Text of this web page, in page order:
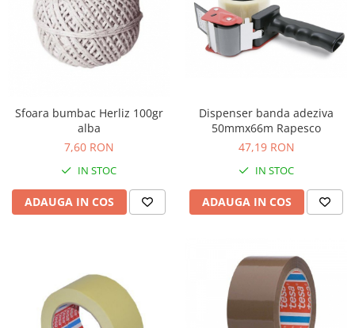
Sfoara bumbac Herliz 100gr
alba
7,60 RON
IN STOC
ADAUGA IN COS
Dispenser banda adeziva
50mmx66m Rapesco
47,19 RON
IN STOC
ADAUGA IN COS